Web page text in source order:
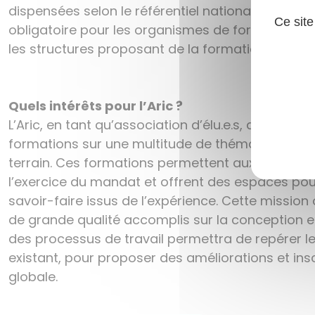
dispensées selon le référentiel national qualité.
obligatoire pour les organismes de formation
les structures proposant de la formation pour les
Quels intérêts pour l’Aric ?
L’Aric, en tant qu’association d’élu.e.s, a une
formations sur une multitude de thématiques
terrain. Ces formations permettent aux élu.e.s
l’exercice du mandat et offrent des espaces
savoir-faire issus de l’expérience. Cette
de grande qualité accomplis sur la conception
des processus de travail permettra de repérer
existant, pour proposer des améliorations et
globale.
Ce